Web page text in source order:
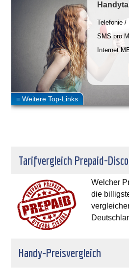
Telefonie /
SMS pro
Internet
Tarifvergleich Prepaid-
Welcher
die
Handy-Preisvergleich